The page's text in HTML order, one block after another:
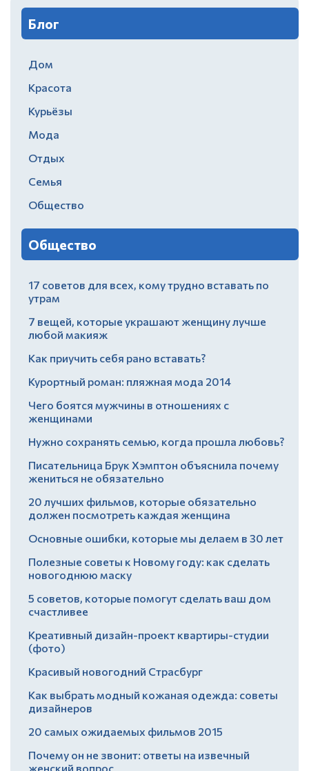
Блог
Дом
Красота
Курьёзы
Мода
Отдых
Семья
Общество
Общество
17 советов для всех, кому трудно вставать по
утрам
7 вещей, которые украшают женщину лучше
любой макияж
Как приучить себя рано вставать?
Курортный роман: пляжная мода 2014
Чего боятся мужчины в отношениях с
женщинами
Нужно сохранять семью, когда прошла любовь?
Писательница Брук Хэмптон объяснила почему
жениться не обязательно
20 лучших фильмов, которые обязательно
должен посмотреть каждая женщина
Основные ошибки, которые мы делаем в 30 лет
Полезные советы к Новому году: как сделать
новогоднюю маску
5 советов, которые помогут сделать ваш дом
счастливее
Креативный дизайн-проект квартиры-студии
(фото)
Красивый новогодний Страсбург
Как выбрать модный кожаная одежда: советы
дизайнеров
20 самых ожидаемых фильмов 2015
Почему он не звонит: ответы на извечный
женский вопрос